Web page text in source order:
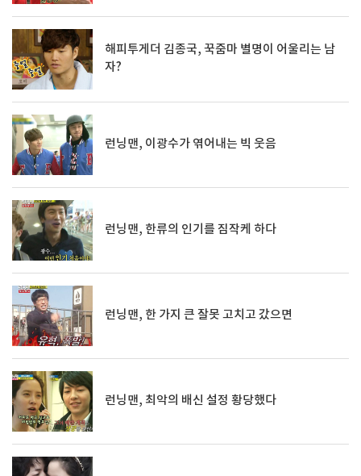
해피투게더 김종국, 꾹줌마 별명이 어울리는 남
자?
런닝맨, 이광수가 엮어내는 빅 웃음
런닝맨, 한류의 인기를 짐작케 하다
런닝맨, 한 가지 큰 잘못 고치고 갔으면
런닝맨, 최악의 배신 설정 황당했다